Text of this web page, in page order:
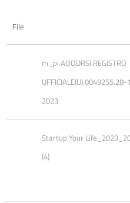
File
m_pi.AOODRSI.REGISTRO
2023
Startup Your
(4)